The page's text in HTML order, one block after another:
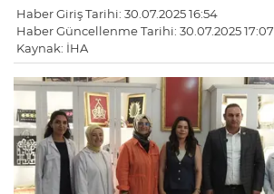
Haber Giriş Tarihi: 30.07.2025 16:54
Haber Güncellenme Tarihi: 30.07.2025 17:07
Kaynak: İHA